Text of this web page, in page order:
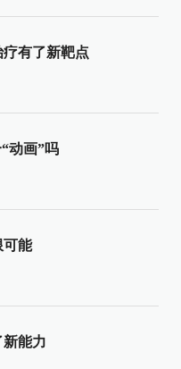
有了新靶点
动画”吗
可能
能力